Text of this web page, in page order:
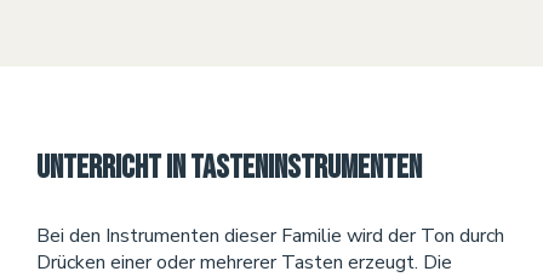
Unterricht in Tasteninstrumenten
Bei den Instrumenten dieser Familie wird der Ton durch
Drücken einer oder mehrerer Tasten erzeugt. Die